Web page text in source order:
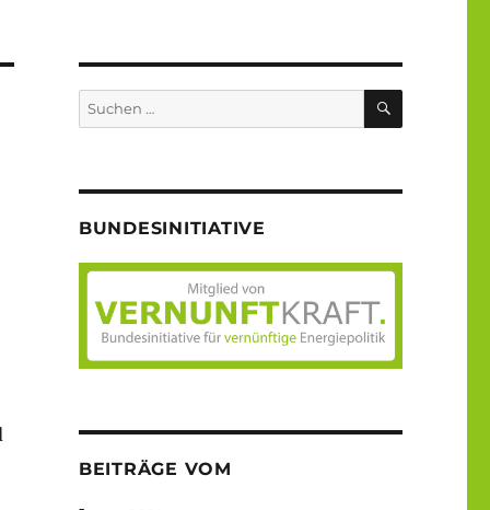
Suche
nach:
SUCHEN
BUNDESINITIATIVE
BEITRÄGE VOM